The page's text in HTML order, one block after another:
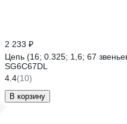
2 233 ₽
Цепь (16; 0.325; 1,6; 67
SG6C67DL
4.4(10)
В корзину